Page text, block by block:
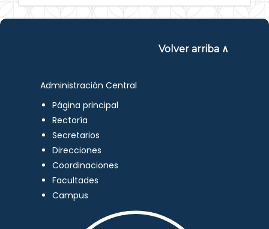
Volver arriba ∧
Administración Central
Página principal
Rectoría
Secretarios
Direcciones
Coordinaciones
Facultades
Campus